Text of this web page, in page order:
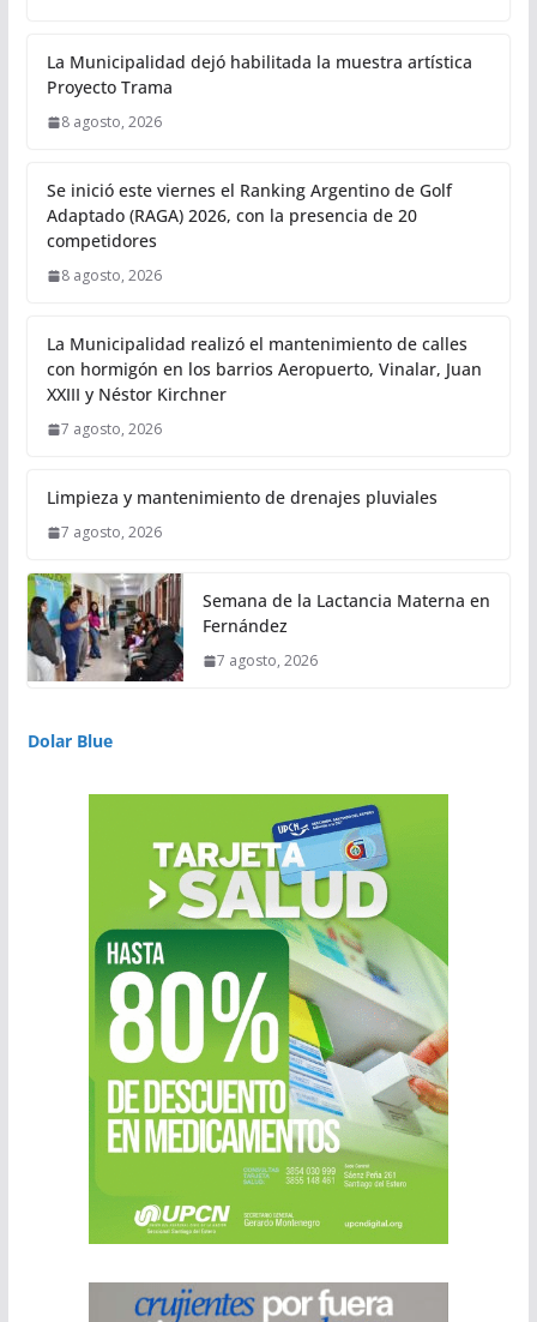
La Municipalidad dejó habilitada la muestra artística
Proyecto Trama
8 agosto, 2026
Se inició este viernes el Ranking Argentino de Golf
Adaptado (RAGA) 2026, con la presencia de 20
competidores
8 agosto, 2026
La Municipalidad realizó el mantenimiento de calles
con hormigón en los barrios Aeropuerto, Vinalar, Juan
XXIII y Néstor Kirchner
7 agosto, 2026
Limpieza y mantenimiento de drenajes pluviales
7 agosto, 2026
Semana de la Lactancia Materna en
Fernández
7 agosto, 2026
Dolar Blue